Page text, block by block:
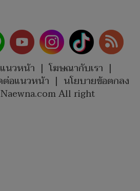
นวหน้า | โฆษณากับเรา |
อแนวหน้า | นโยบายข้อตกลง
All right